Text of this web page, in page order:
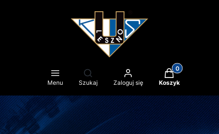
Menu
Otwórz wyszukiwarkę
Szukaj Zaloguj się
Produkty w
Koszyk